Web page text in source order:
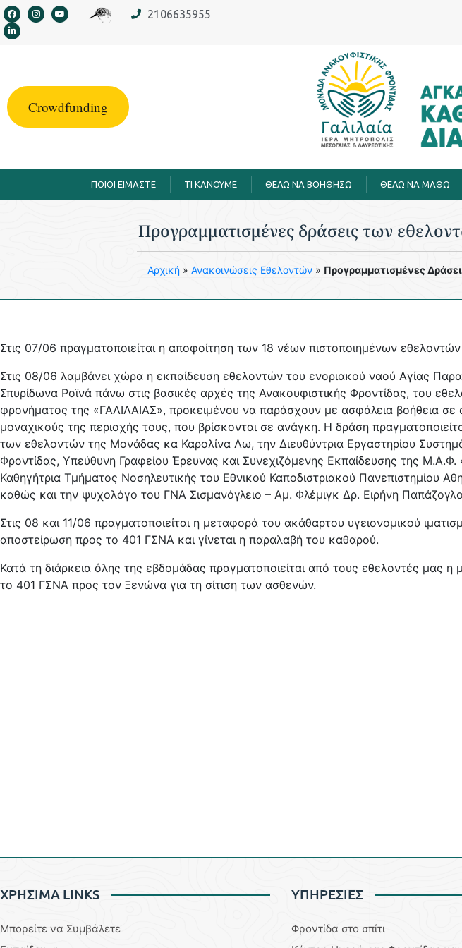
περιεχόμενο
2106635955
Crowdfunding
ΠΟΙΟΙ ΕΙΜΑΣΤΕ TI KANOYME ΘΕΛΩ ΝΑ ΒΟΗΘΗΣΩ ΘΕΛΩ ΝΑ ΜΑΘΩ
Προγραμματισμένες δράσεις των
Aρχική» Ανακοινώσεις Εθελοντών» Προγραμματισμένες
Στις 07/06 πραγματοποιείται η αποφοίτηση των 18 νέων πιστοποιημένων
Στις 08/06 λαμβάνει χώρα η εκπαίδευση εθελοντών του ενοριακού ναού Αγίας
Σπυρίδωνα Ροϊνά πάνω στις βασικές αρχές της Ανακουφιστικής Φροντίδας, του
φρονήματος της «ΓΑΛΙΛΑΙΑΣ», προκειμένου να παράσχουν με ασφάλεια βοήθεια σε
μοναχικούς της περιοχής τους, που βρίσκονται σε ανάγκη. Η δράση
των εθελοντών της Μονάδας κα Καρολίνα Λω, την Διευθύντρια Εργαστηρίου
Φροντίδας, Υπεύθυνη Γραφείου Έρευνας και Συνεχιζόμενης Εκπαίδευσης της Μ.Α.Φ.
Καθηγήτρια Τμήματος Νοσηλευτικής του Εθνικού Καποδιστριακού Πανεπιστημίου
καθώς και την ψυχολόγο του ΓΝΑ Σισμανόγλειο – Αμ. Φλέμιγκ Δρ. Ειρήνη
Στις 08 και 11/06 πραγματοποιείται η μεταφορά του ακάθαρτου υγειονομικού
αποστείρωση προς το 401 ΓΣΝΑ και γίνεται η παραλαβή του καθαρού.
Κατά τη διάρκεια όλης της εβδομάδας πραγματοποιείται από τους εθελοντές μας
το 401 ΓΣΝΑ προς τον Ξενώνα για τη σίτιση των ασθενών.
ΧΡΗΣΙΜΑ LINKS
Μπορείτε να Συμβάλετε
YΠΗΡΕΣΙΕΣ
Φροντίδα στο σπίτι